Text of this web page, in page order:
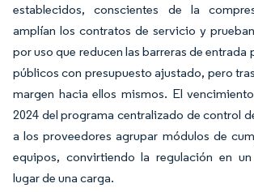
establecidos, conscientes de la
amplían los contratos de servicio y
por uso que reducen las barreras de entrada
públicos con presupuesto ajustado, pero
margen hacia ellos mismos. El
2024 del programa centralizado de control
a los proveedores agrupar módulos de
equipos, convirtiendo la regulación en
lugar de una carga.